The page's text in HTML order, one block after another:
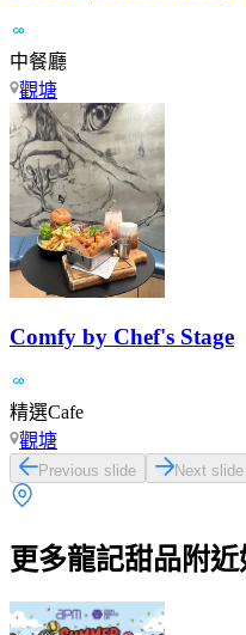
中餐廳
觀塘
Comfy by Chef's Stage
精選Cafe
觀塘
Previous slide Next slide
更多龍記甜品附